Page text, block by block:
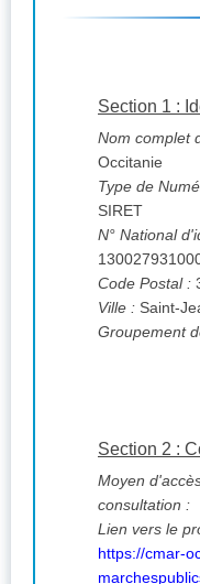
Section 1 :
Nom complet
Occitanie
Type de
SIRET
N° National
Code Postal :
Ville : Saint-
Groupement
Section 2 :
Moyen
consultation :
Lien vers le
https://cmar-